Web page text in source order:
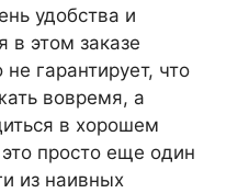
удобства и
в этом заказе
гарантирует, что
вовремя, а
в хорошем
просто еще один
из наивных